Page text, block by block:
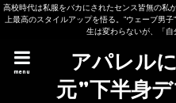
高校時代は私服をバカにされたセンス皆無の私
上最高のスタイルアップを悟る。”ウェーブ男
生は変わらないが、「自
アパレル
元”下半身
menu